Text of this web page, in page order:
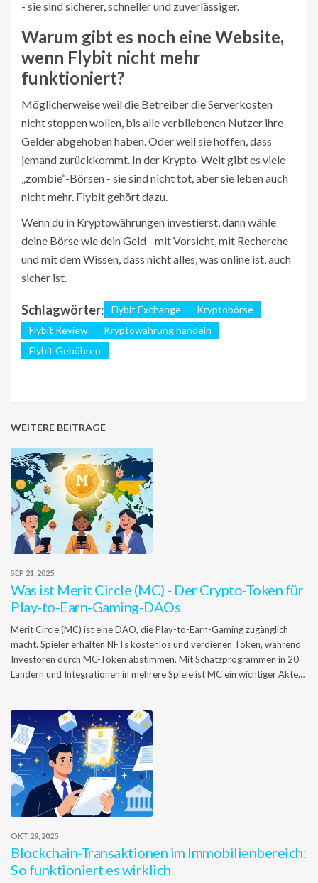
- sie sind sicherer, schneller und zuverlässiger.
Warum gibt es noch eine Website,
wenn Flybit nicht mehr
funktioniert?
Möglicherweise weil die Betreiber die Serverkosten
nicht stoppen wollen, bis alle verbliebenen Nutzer ihre
Gelder abgehoben haben. Oder weil sie hoffen, dass
jemand zurückkommt. In der Krypto-Welt gibt es viele
„zombie“-Börsen - sie sind nicht tot, aber sie leben auch
nicht mehr. Flybit gehört dazu.
Wenn du in Kryptowährungen investierst, dann wähle
deine Börse wie dein Geld - mit Vorsicht, mit Recherche
und mit dem Wissen, dass nicht alles, was online ist, auch
sicher ist.
Schlagwörter: Flybit Exchange
Kryptobörse
Flybit Review
Kryptowährung handeln
Flybit Gebühren
WEITERE BEITRÄGE
SEP 21, 2025
Was ist Merit Circle (MC) - Der Crypto-Token für
Play-to-Earn-Gaming-DAOs
Merit Circle (MC) ist eine DAO, die Play-to-Earn-Gaming zugänglich
macht. Spieler erhalten NFTs kostenlos und verdienen Token, während
Investoren durch MC-Token abstimmen. Mit Schatzprogrammen in 20
Ländern und Integrationen in mehrere Spiele ist MC ein wichtiger Akteur
OKT 29, 2025
Blockchain-Transaktionen im Immobilienbereich:
So funktioniert es wirklich